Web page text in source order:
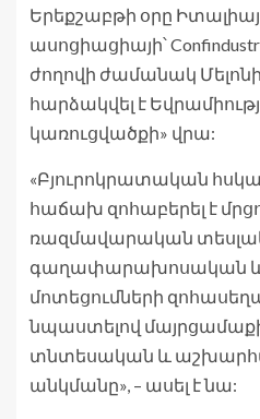
Երեքշաբթի օրը
ասոցիացիայի՝
ժողովի ժամանակ
հարձակվել է
կառուցվածքի» վրա:
«Բյուրոկրատական
հաճախ զոհաբերել է
ռազմավարական
գաղափարախոսական
մոտեցումների
նպաստելով
տնտեսական և
անկմանը», – ասել է նա: